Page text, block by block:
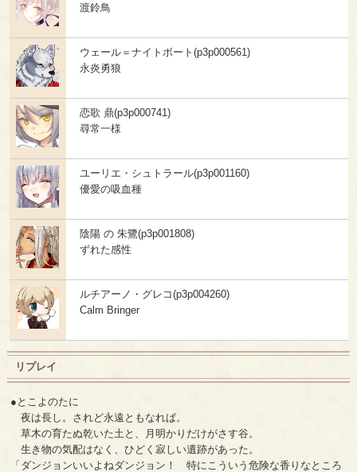
渡鈴鳥
ウェール＝ナイトボート(p3p000561)
永炎勇狼
恋歌 鼎(p3p000741)
尋常一様
ユーリエ・シュトラール(p3p001160)
優愛の吸血種
陰陽 の 朱鷺(p3p001808)
ずれた感性
ルチアーノ・グレコ(p3p004260)
Calm Bringer
リプレイ
●とこよのたに
夜は長し。されど永遠ともなれば。
草木の育たぬ乾いた土と、月明かりだけがさす谷。
生き物の気配はなく、ひどく寂しい遺跡があった。
「ダンジョンいいよねダンジョン！ 特にこういう危険な香りなところ